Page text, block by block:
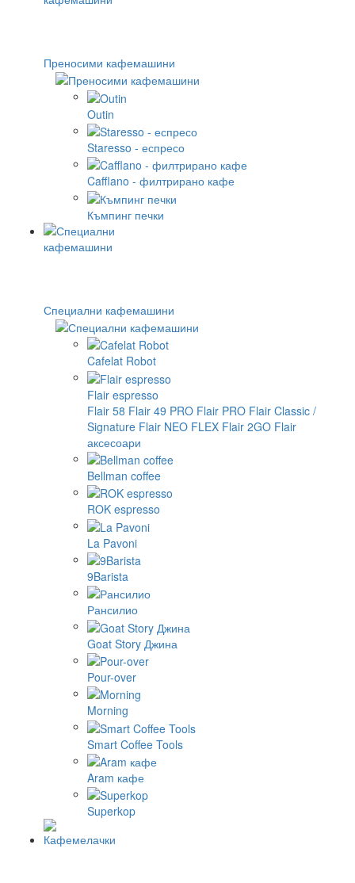
Преносими кафемашини
Outin
Staresso - еспресо
Cafflano - филтрирано кафе
Къмпинг печки
Специални кафемашини
Cafelat Robot
Flair espresso
Flair 58 Flair 49 PRO Flair PRO Flair Classic /
Signature Flair NEO FLEX Flair 2GO Flair
аксесоари
Bellman coffee
ROK espresso
La Pavoni
9Barista
Рансилио
Goat Story Джина
Pour-over
Morning
Smart Coffee Tools
Aram кафе
Superkop